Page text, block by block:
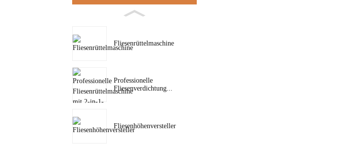
Fliesenrüttelmaschine
Professionelle
Fliesenverdichtung...
Fliesenhöhenversteller